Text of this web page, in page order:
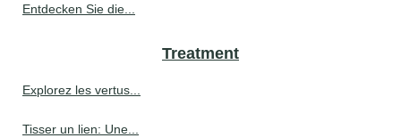
Entdecken Sie die...
Treatment
Explorez les vertus...
Tisser un lien: Une...